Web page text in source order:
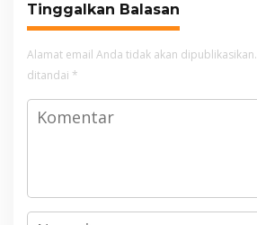
Tinggalkan Balasan
Alamat email Anda tidak akan dipublikasikan.
ditandai *